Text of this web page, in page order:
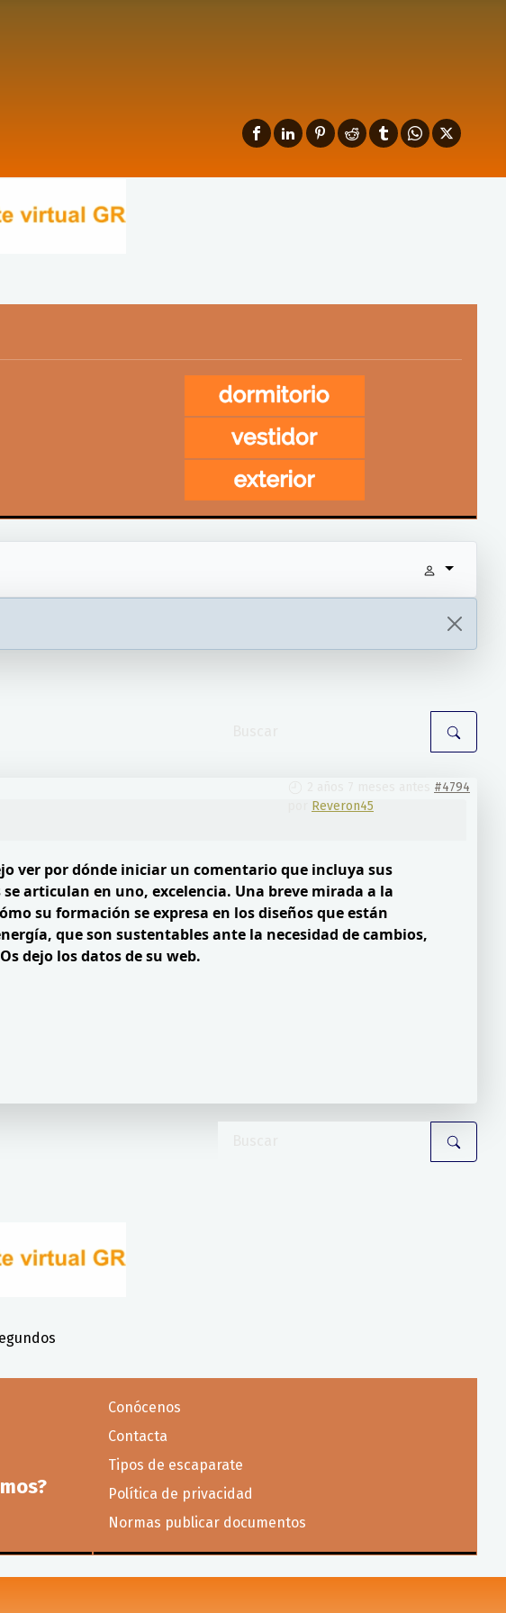
#4794
Reveron45
ver por dónde iniciar un comentario que incluya sus
articulan en uno, excelencia. Una breve mirada a la
su formación se expresa en los diseños que están
que son sustentables ante la necesidad de cambios,
dejo los datos de su web.
Conócenos
Contacta
Tipos de escaparate
Política de privacidad
Normas publicar documentos